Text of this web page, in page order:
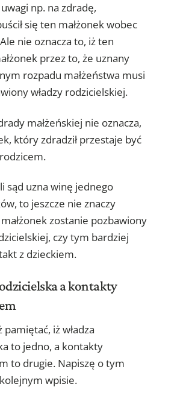
np. na zdradę,
się ten małżonek wobec
nie oznacza to, iż ten
przez to, że uznany
rozpadu małżeństwa musi
władzy rodzicielskiej.
małżeńskiej nie oznacza,
który zdradził przestaje być
sąd uzna winę jednego
to jeszcze nie znaczy
małżonek zostanie pozbawiony
czy tym bardziej
z dzieckiem.
a kontakty
pamiętać, iż władza
to jedno, a kontakty
to drugie. Napiszę o tym
wpisie.